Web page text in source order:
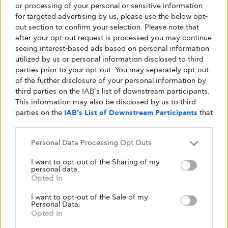
or processing of your personal or sensitive information
for targeted advertising by us, please use the below opt-
out section to confirm your selection. Please note that
after your opt-out request is processed you may continue
seeing interest-based ads based on personal information
utilized by us or personal information disclosed to third
parties prior to your opt-out. You may separately opt-out
of the further disclosure of your personal information by
third parties on the IAB’s list of downstream participants.
This information may also be disclosed by us to third
parties on the IAB’s List of Downstream Participants that
Personal Data Processing Opt Outs
I want to opt-out of the Sharing of my
personal data.
Opted In
I want to opt-out of the Sale of my
Personal Data.
Opted In
Τα νέα καινοτόμα φάρμακα βελτιώνουν πολύ
την ποιότητα ζωής των ασθενών με διαβήτη
τύπου ΙΙ, ιδιαίτερα η νέα κατηγορία των DPP-
IV, με τον πιο πρόσφατο εκπρόσωπο τη
βιλνταγλιπτίνη, έχει διαφανεί και από
φαρμακο-οικονομική μελέτη που
πραγματοποιήθηκε και στην Ελλάδα, πως
πρέπει να αποτελεί τη θεραπεία επιλογής
αμέσως μετά τη χρήση μετφορμίνης, καθώς
καθίσταται συμφέρουσα για το Εθνικό
Σύστημα Υγείας (ΕΣΥ). Τα πλεονεκτήματα της
υπογλυκαιμικά επεισόδια, τα οποία είναι και
ιδιαίτερα κοστοβόρα στο σύστημα υγείας. Η
αποφυγή των υπογλυκαιμικών επεισοδίων με
τον μειωμένο αριθμό επιπλοκών καθιστούν τη
βιλνταγλιπτίνη επιλογή αποτελεσματική ως